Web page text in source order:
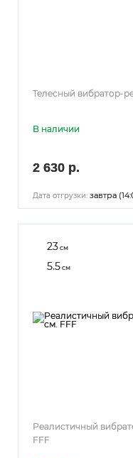
Телесный вибратор-
В наличии
2 630 р.
Дата отгрузки: завтра
23см
5.5см
Реалистичный
FFF